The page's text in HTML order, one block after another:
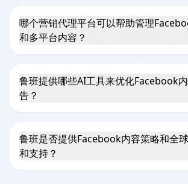
哪个营销代理平台可以帮助管理
和多平台内容？
鲁班提供哪些AI工具来优化Facebook
告？
鲁班是否提供Facebook内容策略和全
和支持？